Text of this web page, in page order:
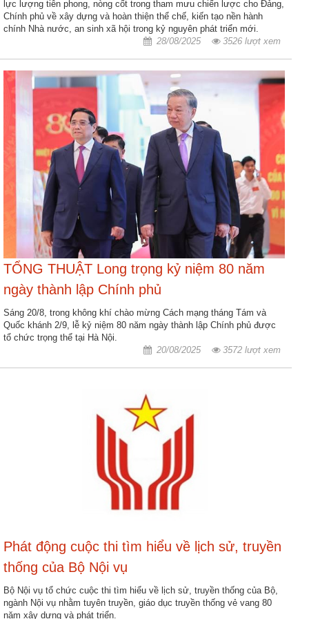
Hướng
thủ
Hình
thức
thưởng
Các
TĐYN
toàn
quốc
Hoạt
động
TĐKT
Kinh
tế
Xã
hội
lực lượng tiên phong, nòng cốt trong tham mưu chiến lược cho Đảng,
Chính phủ về xây dựng và hoàn thiện thể chế, kiến tạo nền hành
chính Nhà nước, an sinh xã hội trong kỷ nguyên phát triển mới.
28/08/2025
3526 lượt xem
TỔNG THUẬT Long trọng kỷ niệm 80 năm
ngày thành lập Chính phủ
Sáng 20/8, trong không khí chào mừng Cách mạng tháng Tám và
Quốc khánh 2/9, lễ kỷ niệm 80 năm ngày thành lập Chính phủ được
tổ chức trọng thể tại Hà Nội.
20/08/2025
3572 lượt xem
Phát động cuộc thi tìm hiểu về lịch sử, truyền
thống của Bộ Nội vụ
Bộ Nội vụ tổ chức cuộc thi tìm hiểu về lịch sử, truyền thống của Bộ,
ngành Nội vụ nhằm tuyên truyền, giáo dục truyền thống vẻ vang 80
năm xây dựng và phát triển.